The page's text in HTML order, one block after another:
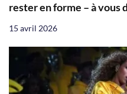
rester en forme – à vous
15 avril 2026